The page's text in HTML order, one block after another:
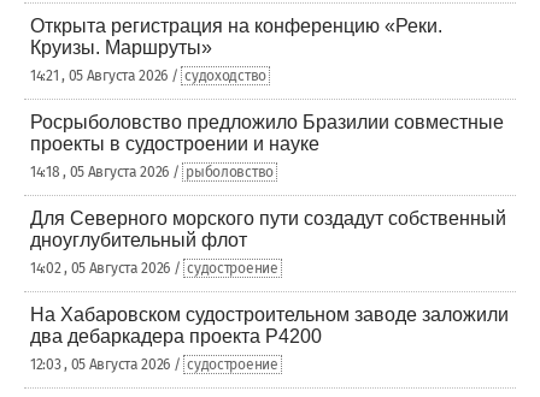
Открыта регистрация на конференцию «Реки.
Круизы. Маршруты»
14:21 , 05 Августа 2026 / судоходство
Росрыболовство предложило Бразилии совместные
проекты в судостроении и науке
14:18 , 05 Августа 2026 / рыболовство
Для Северного морского пути создадут собственный
дноуглубительный флот
14:02 , 05 Августа 2026 / судостроение
На Хабаровском судостроительном заводе заложили
два дебаркадера проекта Р4200
12:03 , 05 Августа 2026 / судостроение